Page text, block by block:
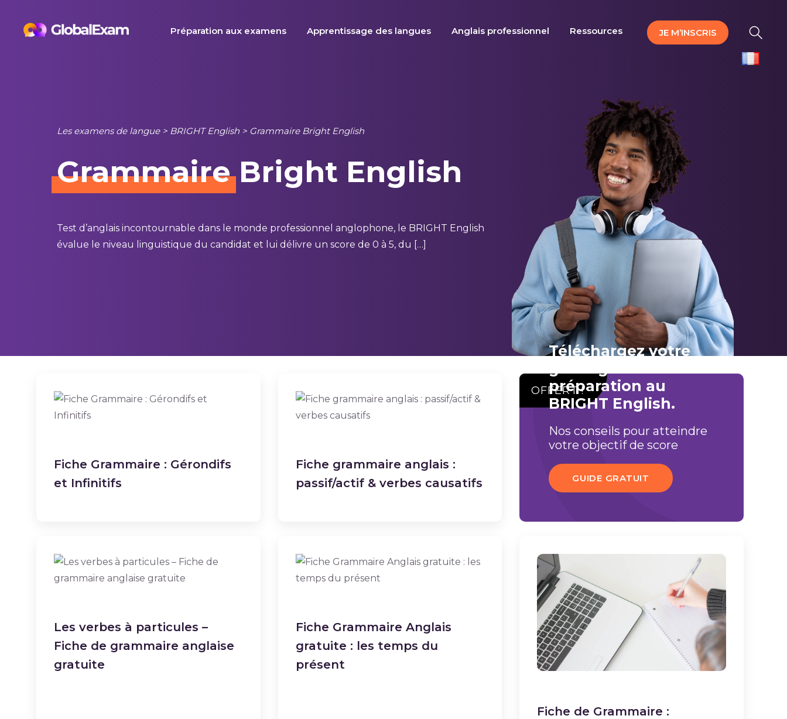
Préparation aux examens Apprentissage des langues Anglais professionnel Ressources JE M’INSCRIS
Les examens de langue> BRIGHT English > Grammaire Bright English
GrammaireBright English
Test d’anglais incontournable dans le monde professionnel anglophone, le BRIGHT English
évalue le niveau linguistique du candidat et lui délivre un score de 0 à 5, du […]
Fiche Grammaire : Gérondifs
et Infinitifs
Fiche grammaire anglais :
passif/actif & verbes causatifs
OFFERT !
Téléchargez votre
préparation au
BRIGHT English.
Nos conseils pour atteindre
votre objectif de score
GUIDE GRATUIT
Les verbes à particules –
Fiche de grammaire anglaise
gratuite
Fiche Grammaire Anglais
gratuite : les temps du
présent
Fiche de Grammaire :